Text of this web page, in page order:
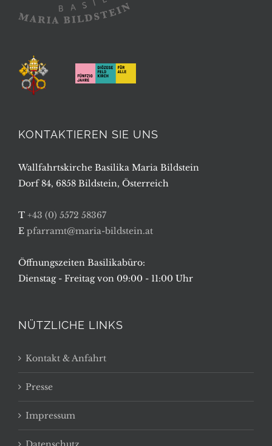
KONTAKTIEREN SIE UNS
Wallfahrtskirche Basilika Maria Bildstein
Dorf 84, 6858 Bildstein, Österreich
T +43 (0) 5572 58367
E pfarramt@maria-bildstein.at
Öffnungszeiten Basilikabüro:
Dienstag - Freitag von 09:00 - 11:00 Uhr
NÜTZLICHE LINKS
Kontakt & Anfahrt
Presse
Impressum